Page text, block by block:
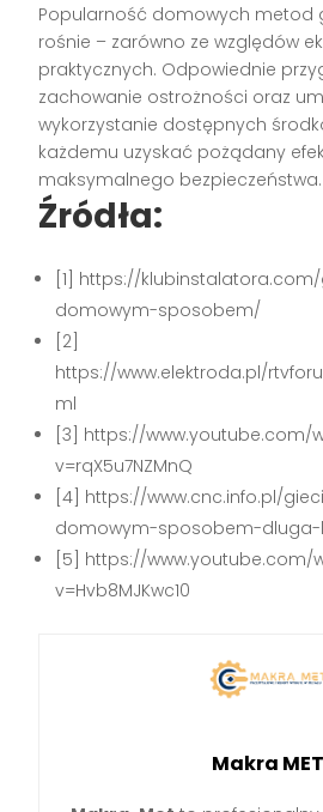
Popularność domowych metod
rośnie – zarówno ze względów
praktycznych. Odpowiednie
zachowanie ostrożności oraz
wykorzystanie dostępnych
każdemu uzyskać pożądany
maksymalnego bezpieczeństwa.
Źródła:
[1] https://
domowym-sposobem/
[2]
https://www.elektroda.pl/
ml
[3] https://www.youtube.com/
v=rqX5u7NZMnQ
[4] https://www.cnc.info.pl/
domowym-sposobem-dluga-
[5] https://www.youtube.com/
v=Hvb8MJKwc10
Makra MET